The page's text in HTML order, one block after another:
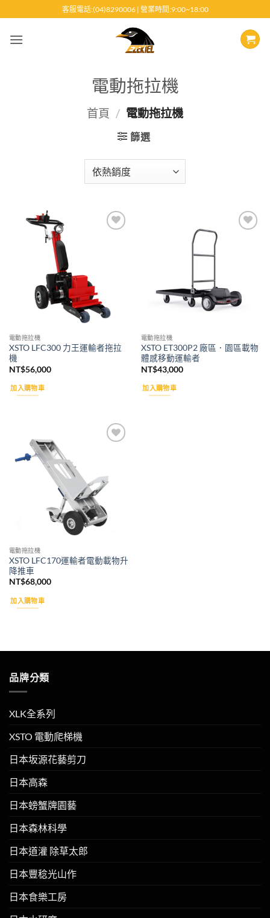
至
客服電話:(04)8290006 | 營業時間:9:00~18:00
電動拖拉機
首頁 / 電動拖拉機
篩選
電動拖拉機
XSTO LFC300 力王運輸者拖拉
機
NT$56,000
加入購物車
電動拖拉機
XSTO ET300P2 廠區．園區載物
體感移動運輸者
NT$43,000
加入購物車
電動拖拉機
XSTO LFC170運輸者電動載物升
降推車
NT$68,000
加入購物車
品牌分類
XLK全系列
XSTO 電動爬梯機
日本坂源花藝剪刀
日本高森
日本螃蟹牌園藝
日本森林科學
日本道灌 除草太郎
日本豐稔光山作
日本食樂工房